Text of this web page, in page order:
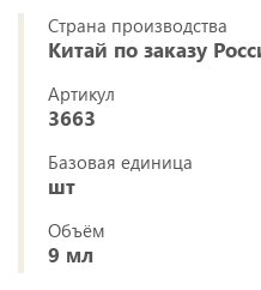
Страна производства
Китай по заказу
Артикул
3663
Базовая единица
шт
Объём
9 мл